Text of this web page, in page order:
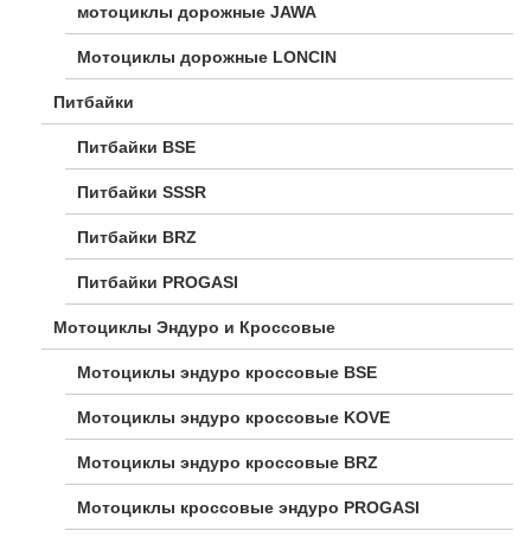
мотоциклы дорожные JAWA
Мотоциклы дорожные LONCIN
Питбайки
Питбайки BSE
Питбайки SSSR
Питбайки BRZ
Питбайки PROGASI
Мотоциклы Эндуро и Кроссовые
Мотоциклы эндуро кроссовые BSE
Мотоциклы эндуро кроссовые KOVE
Мотоциклы эндуро кроссовые BRZ
Мотоциклы кроссовые эндуро PROGASI